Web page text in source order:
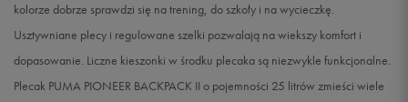
kolorze dobrze sprawdzi się na trening, do szkoły i na wycieczkę.
Usztywniane plecy i regulowane szelki pozwalają na wiekszy komfort i
dopasowanie. Liczne kieszonki w środku plecaka są niezwykle funkcjonalne.
Plecak PUMA PIONEER BACKPACK II o pojemności 25 litrów zmieści wiele